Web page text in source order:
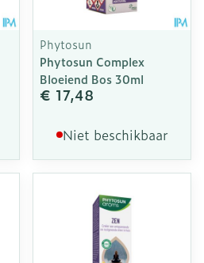
Phytosun
Phytosun Complex
Bloeiend Bos 30ml
€ 17,48
Niet beschikbaar